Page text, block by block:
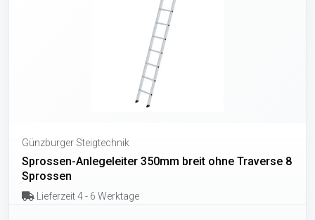
Günzburger Steigtechnik
Sprossen-Anlegeleiter 350mm breit ohne Traverse 8
Sprossen
Lieferzeit 4 - 6 Werktage